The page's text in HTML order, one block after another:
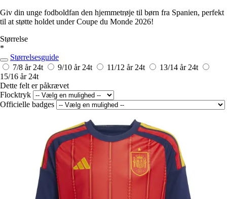
Giv din unge fodboldfan den hjemmetrøje til børn fra Spanien, perfekt
til at støtte holdet under Coupe du Monde 2026!
Størrelse
*
Størrelsesguide
7/8 år 24t 9/10 år 24t 11/12 år 24t 13/14 år 24t
15/16 år 24t
Dette felt er påkrævet
Flocktryk
Officielle badges